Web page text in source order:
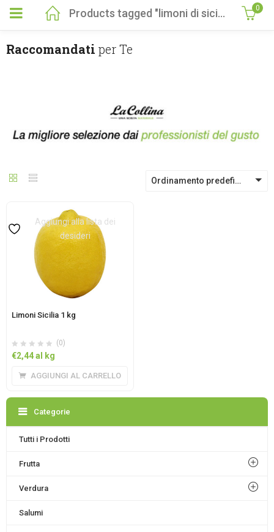
Products tagged "limoni di sicilia biologici" 0
Raccomandati per Te
Ordinamento predefinito
Aggiungi alla lista dei
desideri
Limoni Sicilia 1 kg
(0)
€2,44al kg
AGGIUNGI AL CARRELLO
Categorie
Tutti i Prodotti
Frutta
Verdura
Salumi